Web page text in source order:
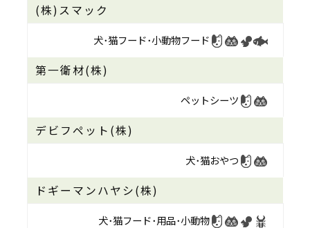
(株)スマック
犬･猫フード･小動物フード
第一衛材(株)
ペットシーツ
デビフペット(株)
犬･猫おやつ
ドギーマンハヤシ(株)
犬･猫フード･用品･小動物